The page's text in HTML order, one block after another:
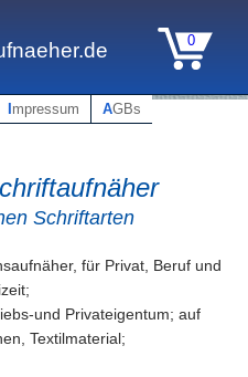
0
mpressum AGBs
Schriftarten
für Privat, Beruf und
und Privateigentum; auf
Textilmaterial;